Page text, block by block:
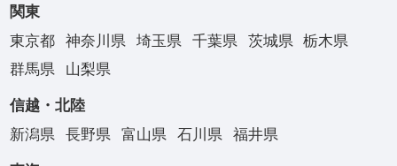
関東
東京都
神奈川県 埼玉県 千葉県 茨城県
栃木県
群馬県
山梨県
信越・北陸
新潟県
長野県 富山県 石川県 福井県